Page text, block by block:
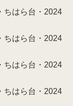
ちはら台・2024
ちはら台・2024
ちはら台・2024
ちはら台・2024